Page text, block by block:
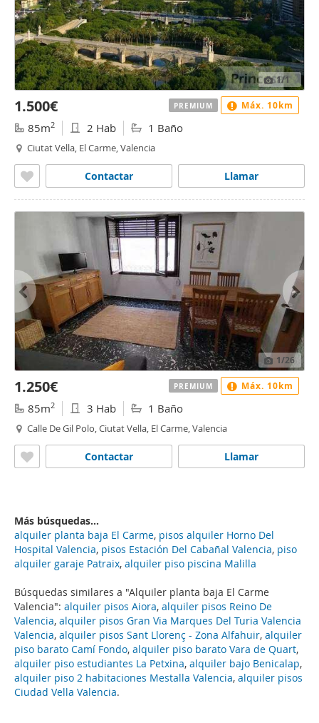
Búsquedas similares a "Alquiler planta baja El Carme
Valencia": alquiler pisos Aiora, alquiler pisos Reino De
Valencia, alquiler pisos Gran Via Marques Del Turia Valencia
Valencia, alquiler pisos Sant Llorenç - Zona Alfahuir, alquiler
piso barato Camí Fondo, alquiler piso barato Vara de Quart,
alquiler piso estudiantes La Petxina, alquiler bajo Benicalap,
alquiler piso 2 habitaciones Mestalla Valencia, alquiler pisos
Ciudad Vella Valencia.
1/1
1.500€
85m2 2 Hab 1 Baño
Ciutat Vella, El Carme, Valencia
Llamar
Contactar
PREMIUM Máx. 10km
1/26
1.250€
85m2 3 Hab 1 Baño
Calle De Gil Polo, Ciutat Vella, El Carme, Valencia
Llamar
Contactar
PREMIUM Máx. 10km
Más búsquedas...
alquiler planta baja El Carme, pisos alquiler Horno Del
Hospital Valencia, pisos Estación Del Cabañal Valencia, piso
alquiler garaje Patraix, alquiler piso piscina Malilla